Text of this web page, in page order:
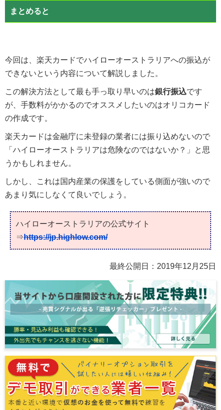
まとめると
今回は、楽天カードでハイローオーストラリアへの振込が
できないという内容について解説しました。
この解決方法として最も手っ取り早いのは銀行振込です
が、手数料がかかるのでオススメしたいのはオリコカード
の作成です。
楽天カードは金融庁に未登録の業者には振り込めないので
「ハイローオーストラリアは危険なのではないか？」と思
うかもしれません。
しかし、これは国内産業の保護をしている側面が強いので
あまり気にしなくて良いでしょう。
ハイローオーストラリアの公式サイト
⇒https://jp.highlow.com/
最終公開日： 2019年12月25日